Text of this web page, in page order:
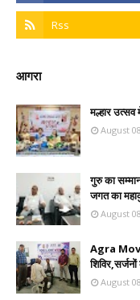
आगरा
मल्हार उत्सव
August
गुरु का
जगत का
August
Agra
August